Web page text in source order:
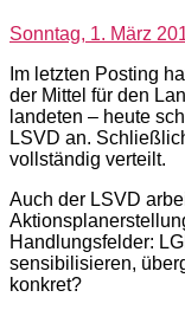
Sonntag, 1. März
Im letzten Posting
der Mittel für den
landeten – heute
LSVD an.
vollständig verteilt.
Auch der LSVD
Handlungsfelder:
sensibilisieren,
konkret?